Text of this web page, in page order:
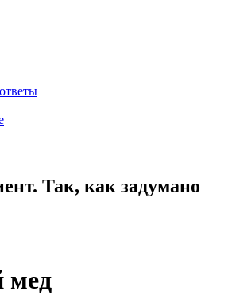
Так, как задумано
мед